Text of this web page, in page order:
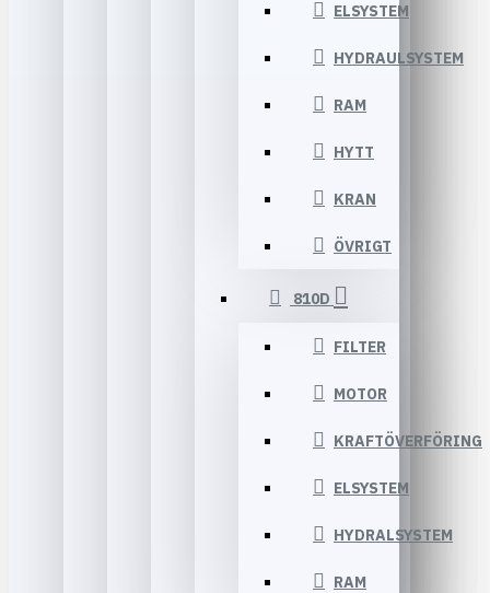
ELSYSTEM
HYDRAULSYSTEM
RAM
HYTT
KRAN
ÖVRIGT
810D
FILTER
MOTOR
KRAFTÖVERFÖRING
ELSYSTEM
HYDRALSYSTEM
RAM